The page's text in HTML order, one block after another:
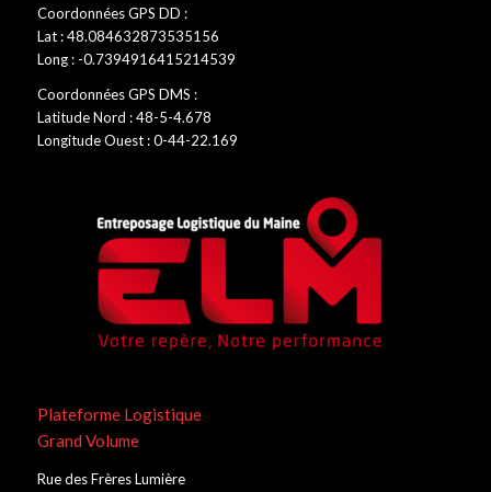
Coordonnées GPS DD :
Lat : 48.084632873535156
Long : -0.7394916415214539
Coordonnées GPS DMS :
Latitude Nord : 48-5-4.678
Longitude Ouest : 0-44-22.169
Plateforme Logistique
Grand Volume
Rue des Frères Lumière